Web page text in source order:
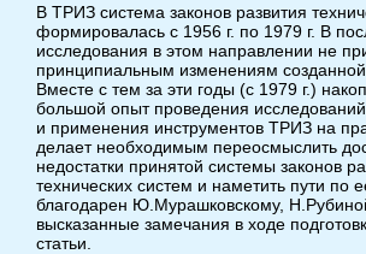
В ТРИЗ система законов развития
формировалась с 1956 г. по 1979 г. В
исследования в этом направлении не
принципиальным изменениям
Вместе с тем за эти годы (с 1979 г.)
большой опыт проведения
и применения инструментов ТРИЗ на
делает необходимым переосмыслить
недостатки принятой системы законов
технических систем и наметить пути по
благодарен Ю.Мурашковскому,
высказанные замечания в ходе
статьи.